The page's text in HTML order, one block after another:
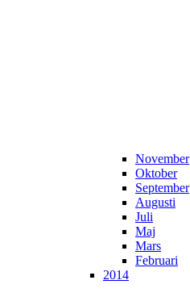
November
Oktober
September
Augusti
Juli
Maj
Mars
Februari
2014